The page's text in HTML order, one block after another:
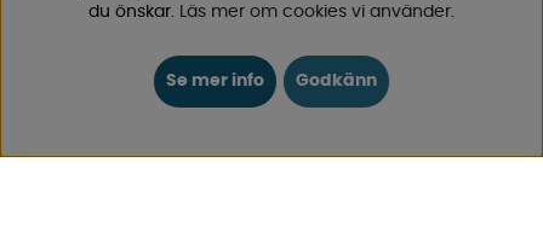
campingtillbehör för husvagn, husbil och van! Med över
50 års erfarenhet är vi din självklara partner för allt inom
du önskar. Läs mer om cookies vi använder.
Se mer info Godkänn